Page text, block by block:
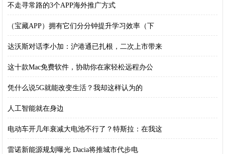
不走寻常路的3个APP海外推广方式
（宝藏APP）拥有它们分分钟提升学习效率（下
达沃斯对话李小加：沪港通已扎根，二次上市带来
这十款Mac免费软件，协助你在家轻松远程办公
凭什么说5G就能改变生活？我却这样认为的
人工智能就在身边
电动车开几年衰减大电池不行了？特斯拉：在我这
雷诺新能源规划曝光 Dacia将推城市代步电